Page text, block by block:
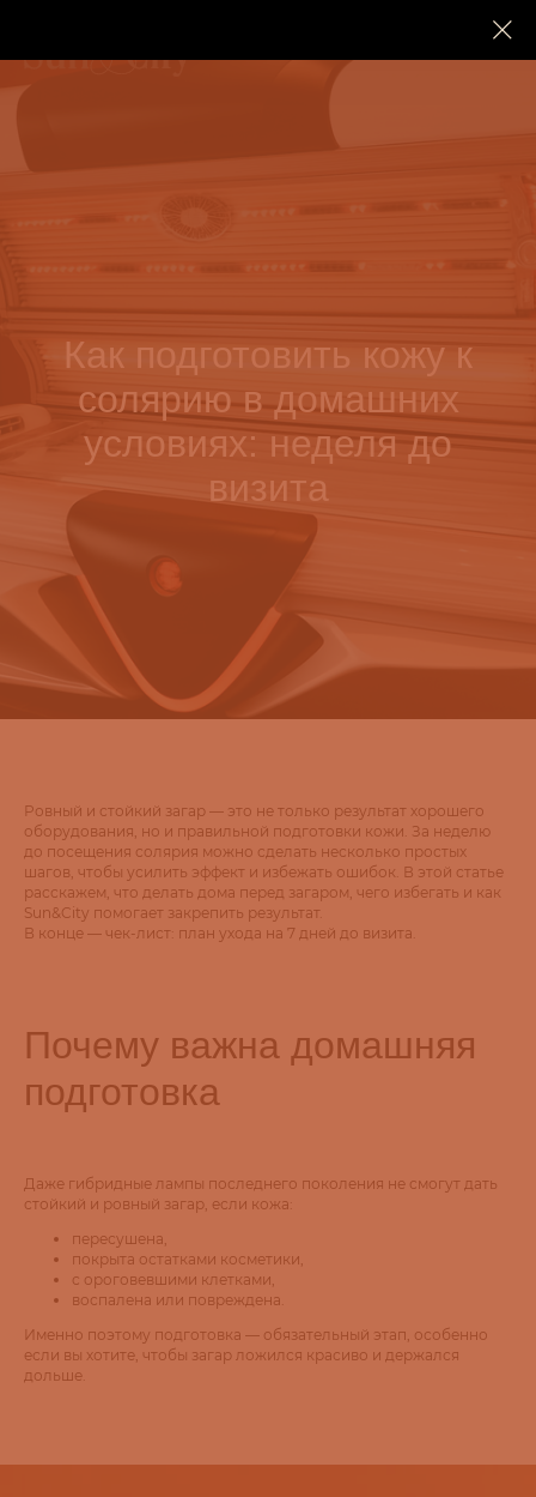
Как подготовить кожу к
солярию в домашних
условиях: неделя до
визита
Ровный и стойкий загар — это не только результат хорошего
оборудования, но и правильной подготовки кожи. За неделю
до посещения солярия можно сделать несколько простых
шагов, чтобы усилить эффект и избежать ошибок. В этой статье
расскажем, что делать дома перед загаром, чего избегать и как
Sun&City помогает закрепить результат.
В конце — чек-лист: план ухода на 7 дней до визита.
Почему важна домашняя
подготовка
Даже гибридные лампы последнего поколения не смогут дать
стойкий и ровный загар, если кожа:
пересушена,
покрыта остатками косметики,
с ороговевшими клетками,
воспалена или повреждена.
Именно поэтому подготовка — обязательный этап, особенно
если вы хотите, чтобы загар ложился красиво и держался
дольше.